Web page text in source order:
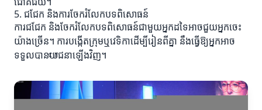
5. ជជែក និងការចែករំលែកបទពិសោធន៍
ការជជែក និងចែករំលែកបទពិសោធន៍ជាមួយអ្នកដទៃអាចជួយអ្នកចេះ
យ៉ាងច្រើន។ ការបង្កើតក្រុមឬវេទិកាដើម្បីរៀនពីគ្នា នឹងធ្វើឱ្យអ្នកអាច
ទទួលបានយோជនាឡើងវិញ។